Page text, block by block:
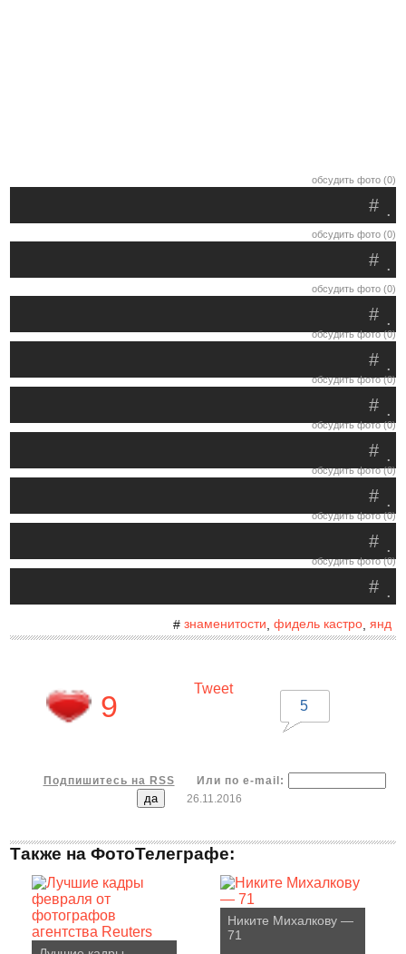
обсудить фото (0)
.
#
обсудить фото (0)
.
#
обсудить фото (0)
.
#
обсудить фото (0)
.
#
обсудить фото (0)
.
#
обсудить фото (0)
.
#
обсудить фото (0)
.
#
обсудить фото (0)
.
#
обсудить фото (0)
.
#
# знаменитости фидель кастро, янд
9
Tweet
5
Подпишитесь на RSS
Или по e-mail:
26.11.2016
Также на ФотоТелеграфе:
Никите Михалкову —
71